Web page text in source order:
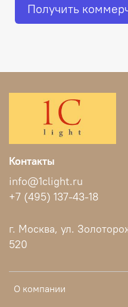
Получить
О компании
Контакты
info@1clight.ru
+7 (495) 137-43-18
г. Москва, ул.
520